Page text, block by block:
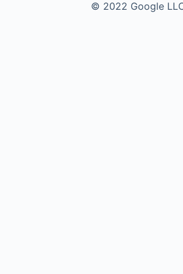
© 2022 Google